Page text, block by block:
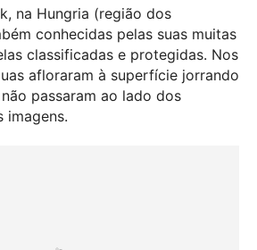
na Hungria (região dos
conhecidas pelas suas muitas
classificadas e protegidas. Nos
afloraram à superfície jorrando
passaram ao lado dos
imagens.